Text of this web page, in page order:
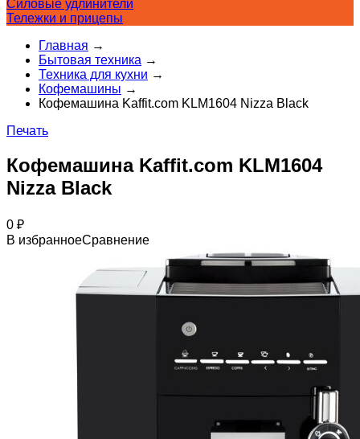
Силовые удлинители
Тележки и прицепы
Главная →
Бытовая техника →
Техника для кухни →
Кофемашины →
Кофемашина Kaffit.com KLM1604 Nizza Black
Печать
Кофемашина Kaffit.com KLM1604
Nizza Black
0 ₽
В избранноеСравнение